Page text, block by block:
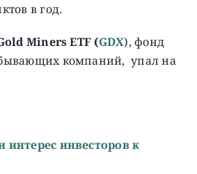
в год.
Miners ETF (GDX), фонд
компаний, упал на
интерес инвесторов к